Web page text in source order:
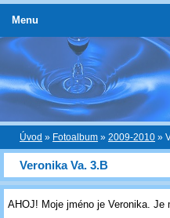
Úvod » Fotoalbum » 2009-2010 »
Veronika Va. 3.B
AHOJ! Moje jméno je Veronika. Je
Menu